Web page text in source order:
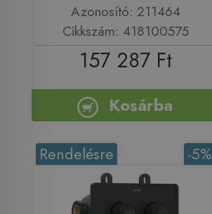
Azonosító: 211464
Cikkszám: 418100575
157 287 Ft
Kosárba
-5%
Rendelésre